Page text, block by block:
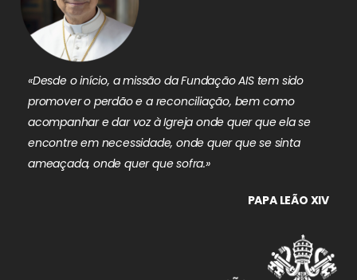
«Desde o início, a missão da Fundação AIS tem sido
promover o perdão e a reconciliação, bem como
acompanhar e dar voz à Igreja onde quer que ela se
encontre em necessidade, onde quer que se sinta
ameaçada, onde quer que sofra.»
PAPA LEÃO XIV